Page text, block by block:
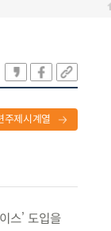
주제시계열
스’ 도입을